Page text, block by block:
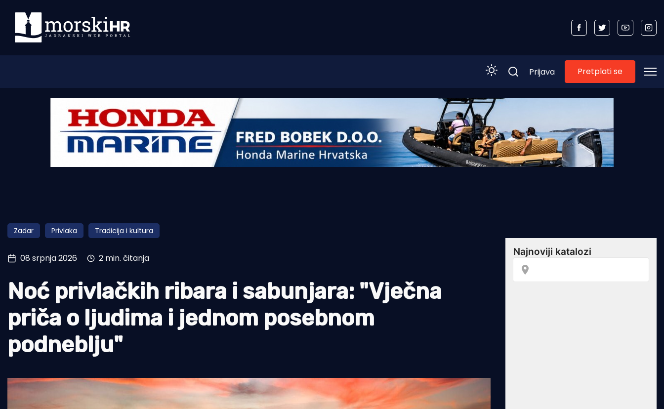
Morski plus
Pomorstvo
Ribolov
Tradicija i kultura
Prijava Pretplati se
Zadar Privlaka Tradicija i kultura
08 srpnja 2026 2 min. čitanja
Noć privlačkih ribara i sabunjara: "Vječna
priča o ljudima i jednom posebnom
podneblju"